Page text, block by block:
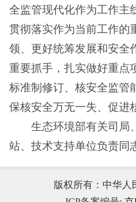
全监管现代化作为工作主
贯彻落实作为当前工作的
领、更好统筹发展和安全
重要抓手，扎实做好重点
标准制修订、核安全监管
保核安全万无一失、促进
生态环境部有关司局
站、技术支持单位负责同
版权所有：中华人